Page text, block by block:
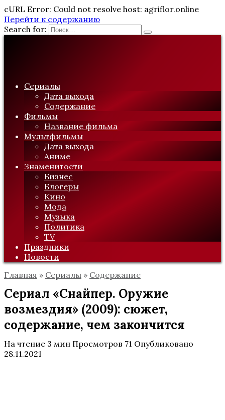
cURL Error: Could not resolve host: agriflor.online
Перейти к содержанию
Search for:
Сериалы
Дата выхода
Содержание
Фильмы
Название фильма
Мультфильмы
Дата выхода
Аниме
Знаменитости
Бизнес
Блогеры
Кино
Мода
Музыка
Политика
TV
Праздники
Новости
Главная » Сериалы » Содержание
Сериал «Снайпер. Оружие
возмездия» (2009): сюжет,
содержание, чем закончится
На чтение 3 мин Просмотров 71 Опубликовано
28.11.2021